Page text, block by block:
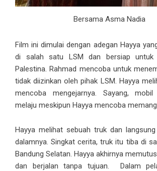
Bersama Asma Nadia
Film ini dimulai dengan adegan Hayya
di salah satu LSM dan bersiap untuk
Palestina. Rahmad mencoba untuk
tidak diizinkan oleh pihak LSM. Hayya
mencoba mengejarnya. Sayang,
melaju meskipun Hayya mencoba
Hayya melihat sebuah truk dan
dalamnya. Singkat cerita, truk itu tiba di
Bandung Selatan. Hayya akhirnya
dan berjalan tanpa tujuan. Dalam